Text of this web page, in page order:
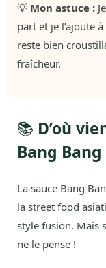
💡 Mon astuce :
part et je l’ajoute
reste bien
fraîcheur.
📚 D’où
Bang Bang
La sauce Bang
la street food
style fusion. Mais
ne le pense !